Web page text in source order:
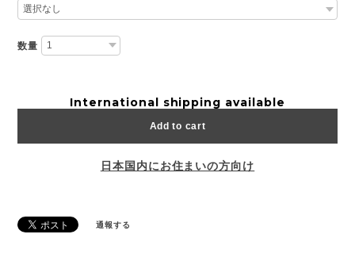
数量
International shipping available
Add to cart
日本国内にお住まいの方向け
通報する